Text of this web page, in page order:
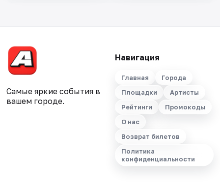
Самые яркие события в
вашем городе.
Навигация
Главная
Города
Площадки
Артисты
Рейтинги
Промокоды
О нас
Возврат билетов
Политика
конфиденциальности